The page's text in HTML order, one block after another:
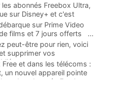
abonnés Freebox Ultra,
sur Disney+ et c'est
sur Prime Video
films et 7 jours offerts
...
peut-être pour rien, voici
supprimer vos
...
et dans les télécoms :
un nouvel appareil pointe
des abonnés Freebox...